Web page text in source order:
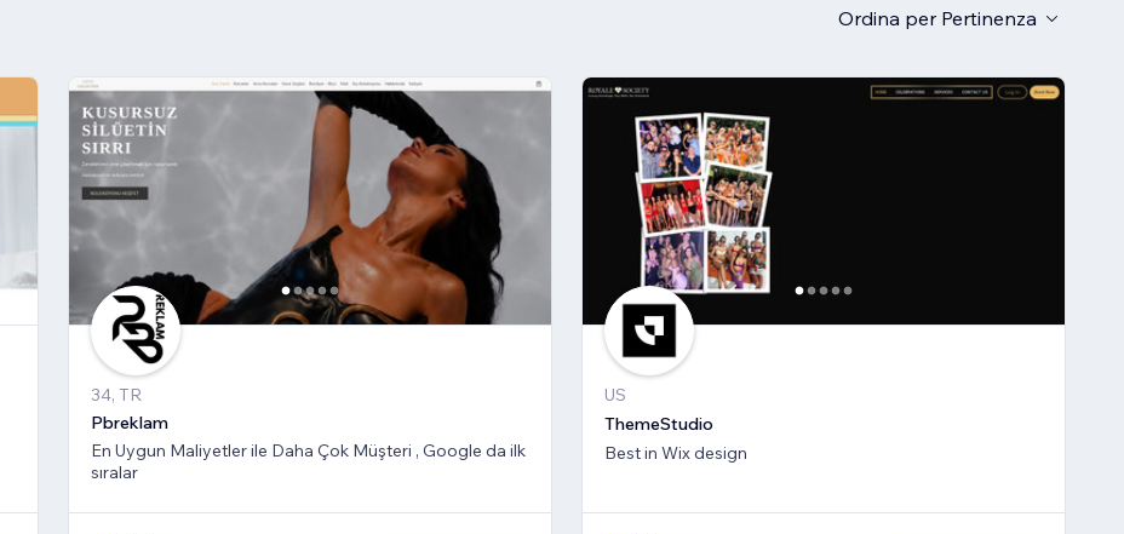
Ordina per Pertinenza
34, TR
Pbreklam
En Uygun Maliyetler ile Daha Çok Müşteri , Google da ilk
sıralar
US
ThemeStudio
Best in Wix design